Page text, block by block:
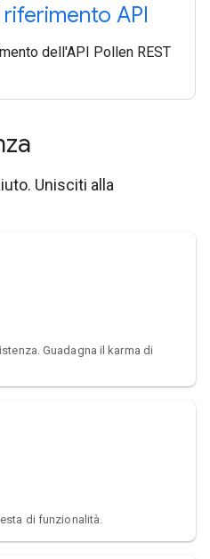
API
dell'API Pollen REST
Unisciti alla
Guadagna il karma di
di funzionalità.